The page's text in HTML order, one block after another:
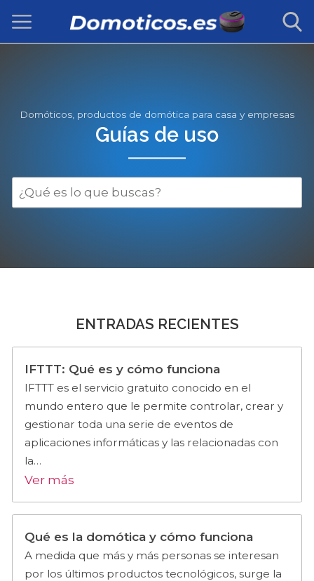
Domóticos, productos de domótica para casa y empresas
Guías de uso
ENTRADAS RECIENTES
IFTTT: Qué es y cómo funciona
IFTTT es el servicio gratuito conocido en el
mundo entero que le permite controlar, crear y
gestionar toda una serie de eventos de
aplicaciones informáticas y las relacionadas con
la…
Ver más
Qué es la domótica y cómo funciona
A medida que más y más personas se interesan
por los últimos productos tecnológicos, surge la